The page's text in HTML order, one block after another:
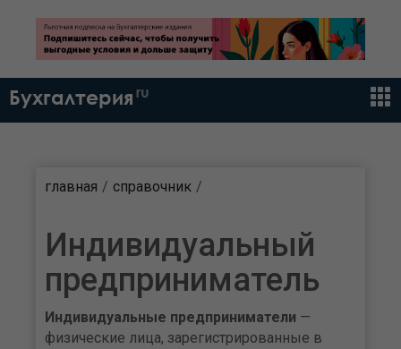
Бухгалтерия ru
главная справочник
Индивидуальный
предприниматель
Индивидуальные предприниматели —
физические лица, зарегистрированные в